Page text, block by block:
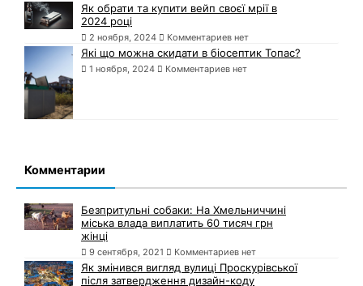
Як обрати та купити вейп своєї мрії в
2024 році
2 ноября, 2024 Комментариев нет
Які що можна скидати в біосептик Топас?
1 ноября, 2024 Комментариев нет
Комментарии
Безпритульні собаки: На Хмельниччині
міська влада виплатить 60 тисяч грн
жінці
9 сентября, 2021 Комментариев нет
Як змінився вигляд вулиці Проскурівської
після затвердження дизайн-коду